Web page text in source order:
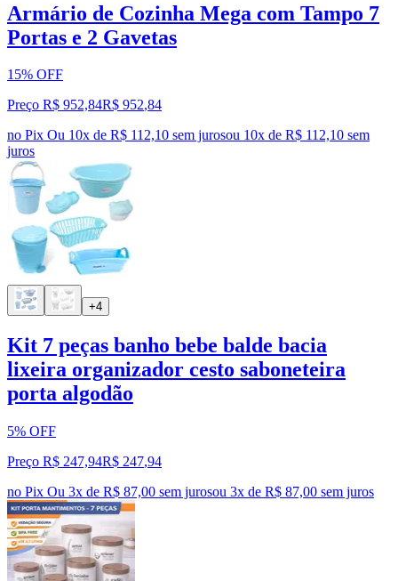
Armário de Cozinha Mega com Tampo 7
Portas e 2 Gavetas
15% OFF
Preço R$ 952,84R$ 952,84
no Pix Ou 10x de R$ 112,10 sem jurosou 10x de R$ 112,10 sem
juros
+4
Kit 7 peças banho bebe balde bacia
lixeira organizador cesto saboneteira
porta algodão
5% OFF
Preço R$ 247,94R$ 247,94
no Pix Ou 3x de R$ 87,00 sem jurosou 3x de R$ 87,00 sem juros